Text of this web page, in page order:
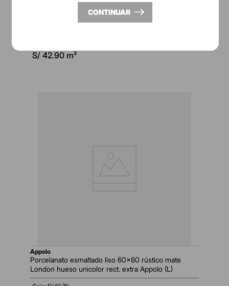
S/ 42.90 m²
appolo
Porcelanato esmaltado liso 60x60 rústico mate
London hueso unicolor rect. extra Appolo (L)
CONTINUAR